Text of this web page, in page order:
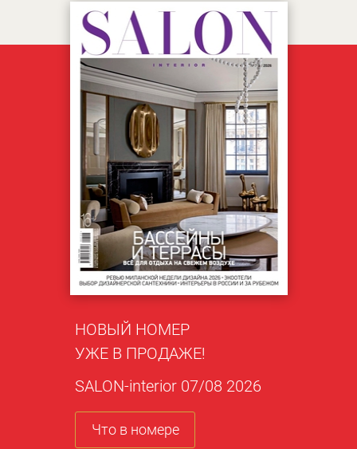
НОВЫЙ НОМЕР
УЖЕ В ПРОДАЖЕ!
SALON-interior 07/08 2026
Что в номере